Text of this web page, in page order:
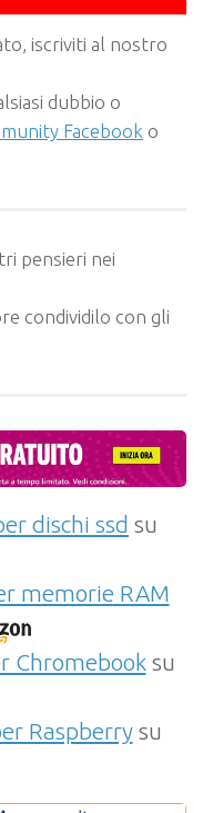
iscriviti al nostro
dubbio o
Facebook o
pensieri nei
condividilo con gli
dischi ssd su
memorie RAM
Chromebooksu
Raspberrysu